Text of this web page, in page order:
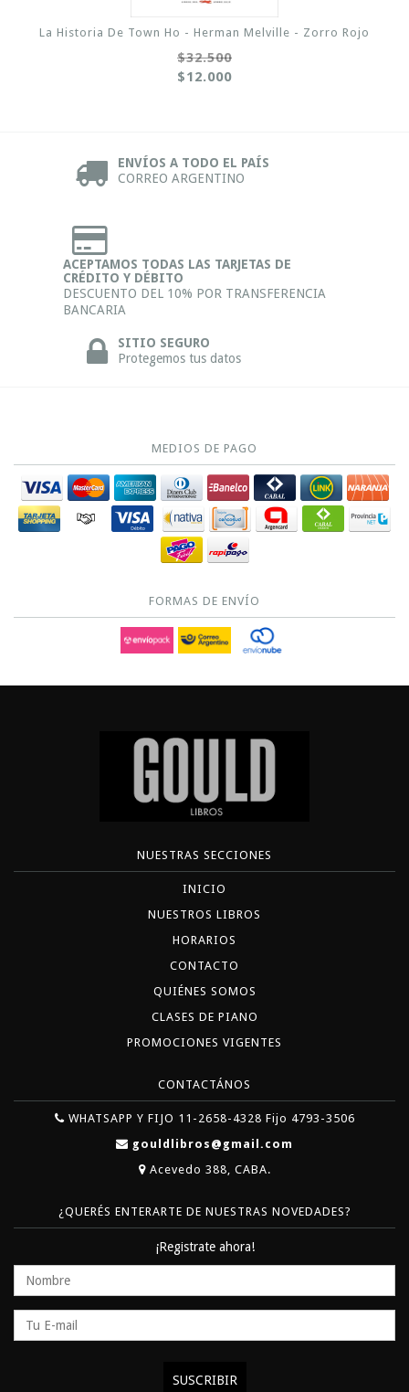
La Historia De Town Ho - Herman Melville - Zorro Rojo
$32.500
$12.000
ENVÍOS A TODO EL PAÍS
CORREO ARGENTINO
ACEPTAMOS TODAS LAS TARJETAS DE
CRÉDITO Y DÉBITO
DESCUENTO DEL 10% POR TRANSFERENCIA
BANCARIA
SITIO SEGURO
Protegemos tus datos
MEDIOS DE PAGO
FORMAS DE ENVÍO
NUESTRAS SECCIONES
INICIO
NUESTROS LIBROS
HORARIOS
CONTACTO
QUIÉNES SOMOS
CLASES DE PIANO
PROMOCIONES VIGENTES
CONTACTÁNOS
WHATSAPP Y FIJO 11-2658-4328 Fijo 4793-3506
gouldlibros@gmail.com
Acevedo 388, CABA.
¿QUERÉS ENTERARTE DE NUESTRAS NOVEDADES?
¡Registrate ahora!